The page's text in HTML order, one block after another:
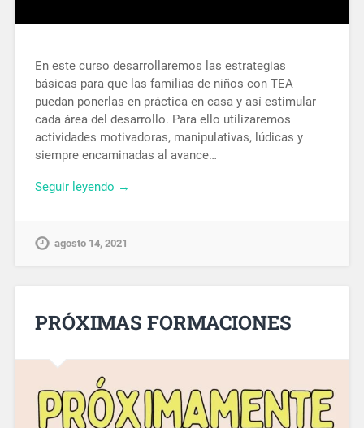
En este curso desarrollaremos las estrategias
básicas para que las familias de niños con TEA
puedan ponerlas en práctica en casa y así estimular
cada área del desarrollo. Para ello utilizaremos
actividades motivadoras, manipulativas, lúdicas y
siempre encaminadas al avance…
Seguir leyendo →
agosto 14, 2021
PRÓXIMAS FORMACIONES